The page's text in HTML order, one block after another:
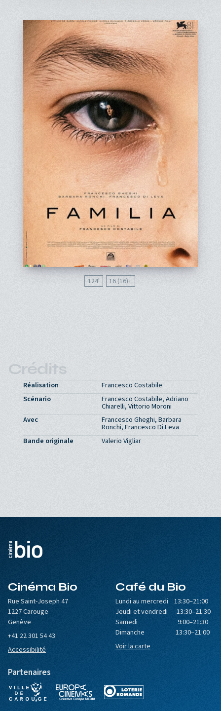
124' 16 (16)
Crédits
Réalisation
Francesco Costabile
Scénario
Francesco Costabile, Adriano
Chiarelli, Vittorio Moroni
Avec
Francesco Gheghi, Barbara
Ronchi, Francesco Di Leva
Bande originale
Valerio Vigliar
Cinéma Bio
Rue Saint-Joseph 47
1227 Carouge
Genève
+41 22 301 54 43
Accessibilité
Café du Bio
Lundi au mercredi 13:30–21:00
Jeudi et vendredi 13:30–21:30
Samedi 9:00–21:30
Dimanche 13:30–21:00
Voir la carte
Partenaires